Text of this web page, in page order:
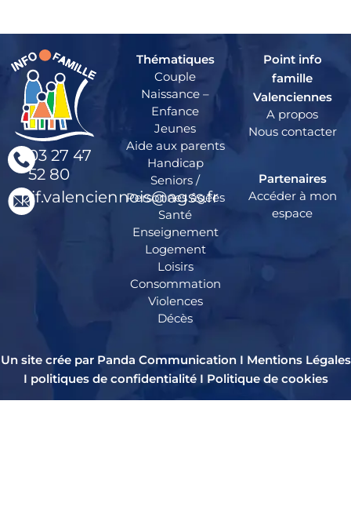
03 27 47
52 80
pif.valenciennois@agss.fr
Thématiques
Couple
Naissance –
Enfance
Jeunes
Aide aux parents
Handicap
Seniors /
Personnes âgées
Santé
Enseignement
Logement
Loisirs
Consommation
Violences
Décès
Point info
famille
Valenciennes
A propos
Nous contacter
Partenaires
Accéder à mon
espace
Un site crée par Panda Communication I Mentions Légales
I politiques de confidentialitéI Politique de cookies